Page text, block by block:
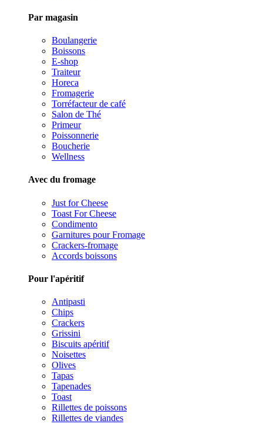
Par magasin
Boulangerie
Boissons
E-shop
Traiteur
Horeca
Fromagerie
Torréfacteur de café
Salon de Thé
Primeur
Poissonnerie
Boucherie
Wellness
Avec du fromage
Just for Cheese
Toast For Cheese
Condimento
Garnitures pour Fromage
Crackers-fromage
Accords boissons
Pour l'apéritif
Antipasti
Chips
Crackers
Grissini
Biscuits apéritif
Noisettes
Olives
Tapas
Tapenades
Toast
Rillettes de poissons
Rillettes de viandes